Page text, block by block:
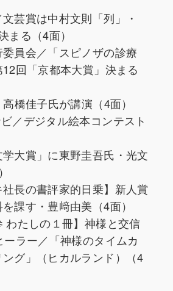
芸賞は中村文則「列」・
まる（4面）
員会／「スピノザの診療
回「京都本大賞」決まる
橋佳子氏が講演（4面）
／デジタル絵本コンテスト
学大賞」に東野圭吾氏・光文
長の書評家的日乗】新人賞
課す・豊﨑由美（4面）
わたしの１冊】神様と交信
ラー／「神様のタイムカ
グ」（ヒカルランド）（4